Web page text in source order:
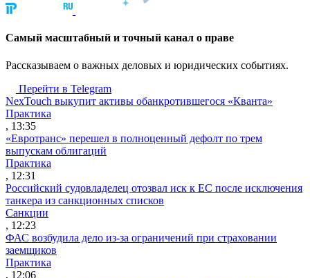
Cамый масштабный и точный канал о праве
Рассказываем о важных деловых и юридических событиях.
Перейти в Telegram
NexTouch выкупит активы обанкротившегося «Кванта»
Практика
, 13:35
«Евротранс» перешел в полноценный дефолт по трем
выпускам облигаций
Практика
, 12:31
Российский судовладелец отозвал иск к ЕС после исключения
танкера из санкционных списков
Санкции
, 12:23
ФАС возбудила дело из-за ограничений при страховании
заемщиков
Практика
, 12:06